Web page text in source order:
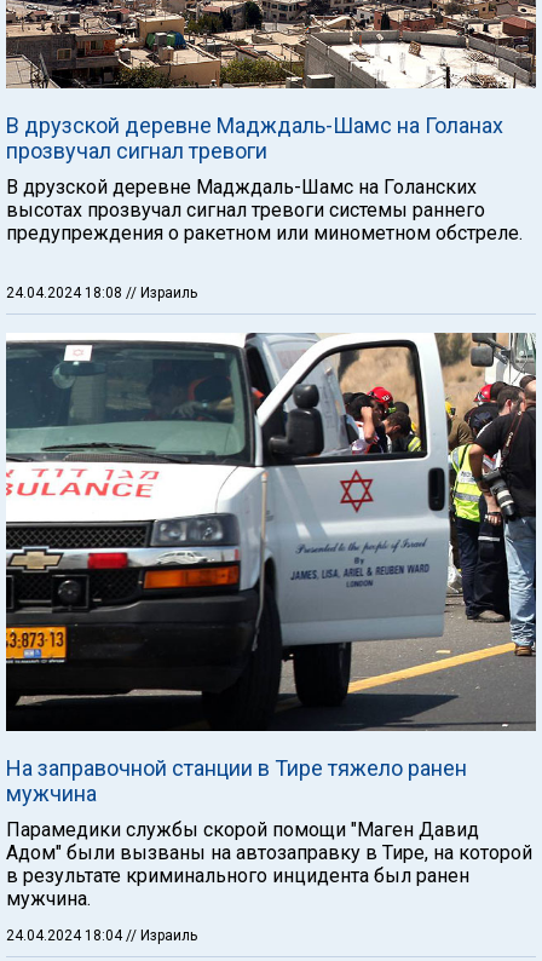
В друзской деревне Мадждаль-Шамс на Голанах
прозвучал сигнал тревоги
В друзской деревне Мадждаль-Шамс на Голанских
высотах прозвучал сигнал тревоги системы раннего
предупреждения о ракетном или минометном обстреле.
24.04.2024 18:08 // Израиль
На заправочной станции в Тире тяжело ранен
мужчина
Парамедики службы скорой помощи "Маген Давид
Адом" были вызваны на автозаправку в Тире, на которой
в результате криминального инцидента был ранен
мужчина.
24.04.2024 18:04 // Израиль